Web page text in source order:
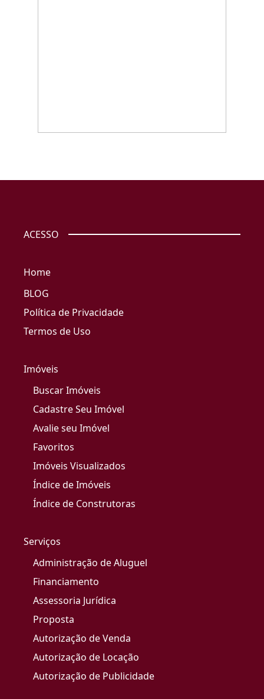
ACESSO
Home
BLOG
Política de Privacidade
Termos de Uso
Imóveis
Buscar Imóveis
Cadastre Seu Imóvel
Avalie seu Imóvel
Favoritos
Imóveis Visualizados
Índice de Imóveis
Índice de Construtoras
Serviços
Administração de Aluguel
Financiamento
Assessoria Jurídica
Proposta
Autorização de Venda
Autorização de Locação
Autorização de Publicidade